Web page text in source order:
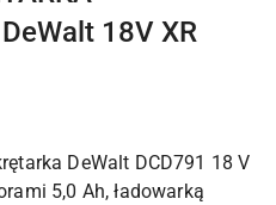
18V XR
DeWalt DCD791 18 V
5,0 Ah, ładowarką